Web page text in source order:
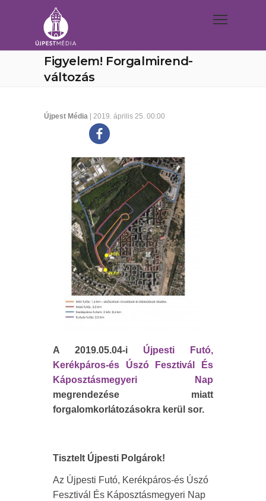
Figyelem! Forgalmirend-
változás
Újpest Média | 2019. április 25. 00:00
A 2019.05.04-i Újpesti Futó,
Kerékpáros-és Úszó Fesztivál És
Káposztásmegyeri Nap
megrendezése miatt
forgalomkorlátozásokra kerül sor.
Tisztelt Újpesti Polgárok!
Az Újpesti Futó, Kerékpáros-és Úszó
Fesztivál És Káposztásmegyeri Nap